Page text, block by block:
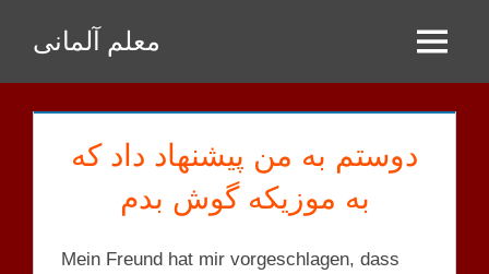
Inhalt
springen
معلم آلمانی Menu
دوستم به من پیشنهاد داد که
به موزیکه گوش بدم
Mein Freund hat mir vorgeschlagen, dass